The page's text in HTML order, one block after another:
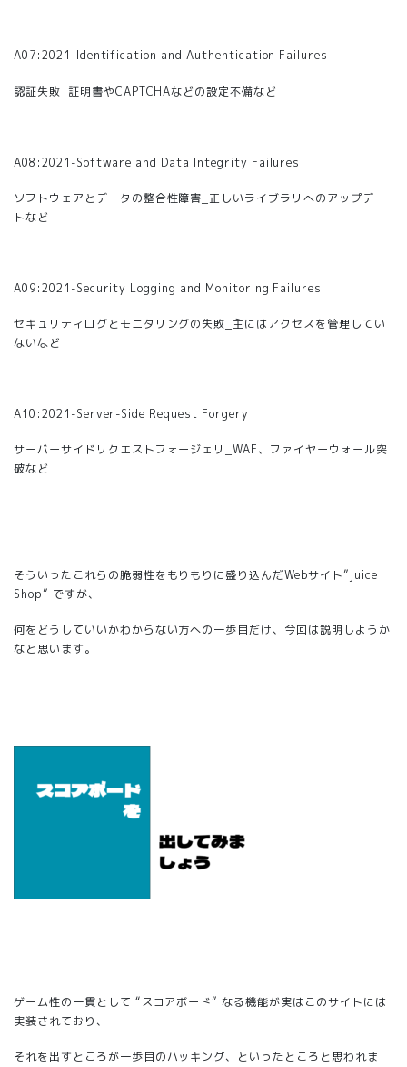
A07:2021-Identification and Authentication Failures
認証失敗_ 証明書やCAPTCHAなどの設定不備など
A08:2021-Software and Data Integrity Failures
ソフトウェアとデータの整合性障害_ 正しいライブラリへのアップデー
トなど
A09:2021-Security Logging and Monitoring Failures
セキュリティログとモニタリングの失敗_主にはアクセスを管理してい
ないなど
A10:2021-Server-Side Request Forgery
サーバーサイドリクエストフォージェリ_WAF、ファイヤーウォール突
破など
そういったこれらの脆弱性をもりもりに盛り込んだWebサイト”juice
Shop” ですが、
何をどうしていいかわからない方への一歩目だけ、今回は説明しようか
なと思います。
ゲーム性の一貫として “スコアボード” なる機能が実はこのサイトには
実装されており、
それを出すところが一歩目のハッキング、といったところと思われま